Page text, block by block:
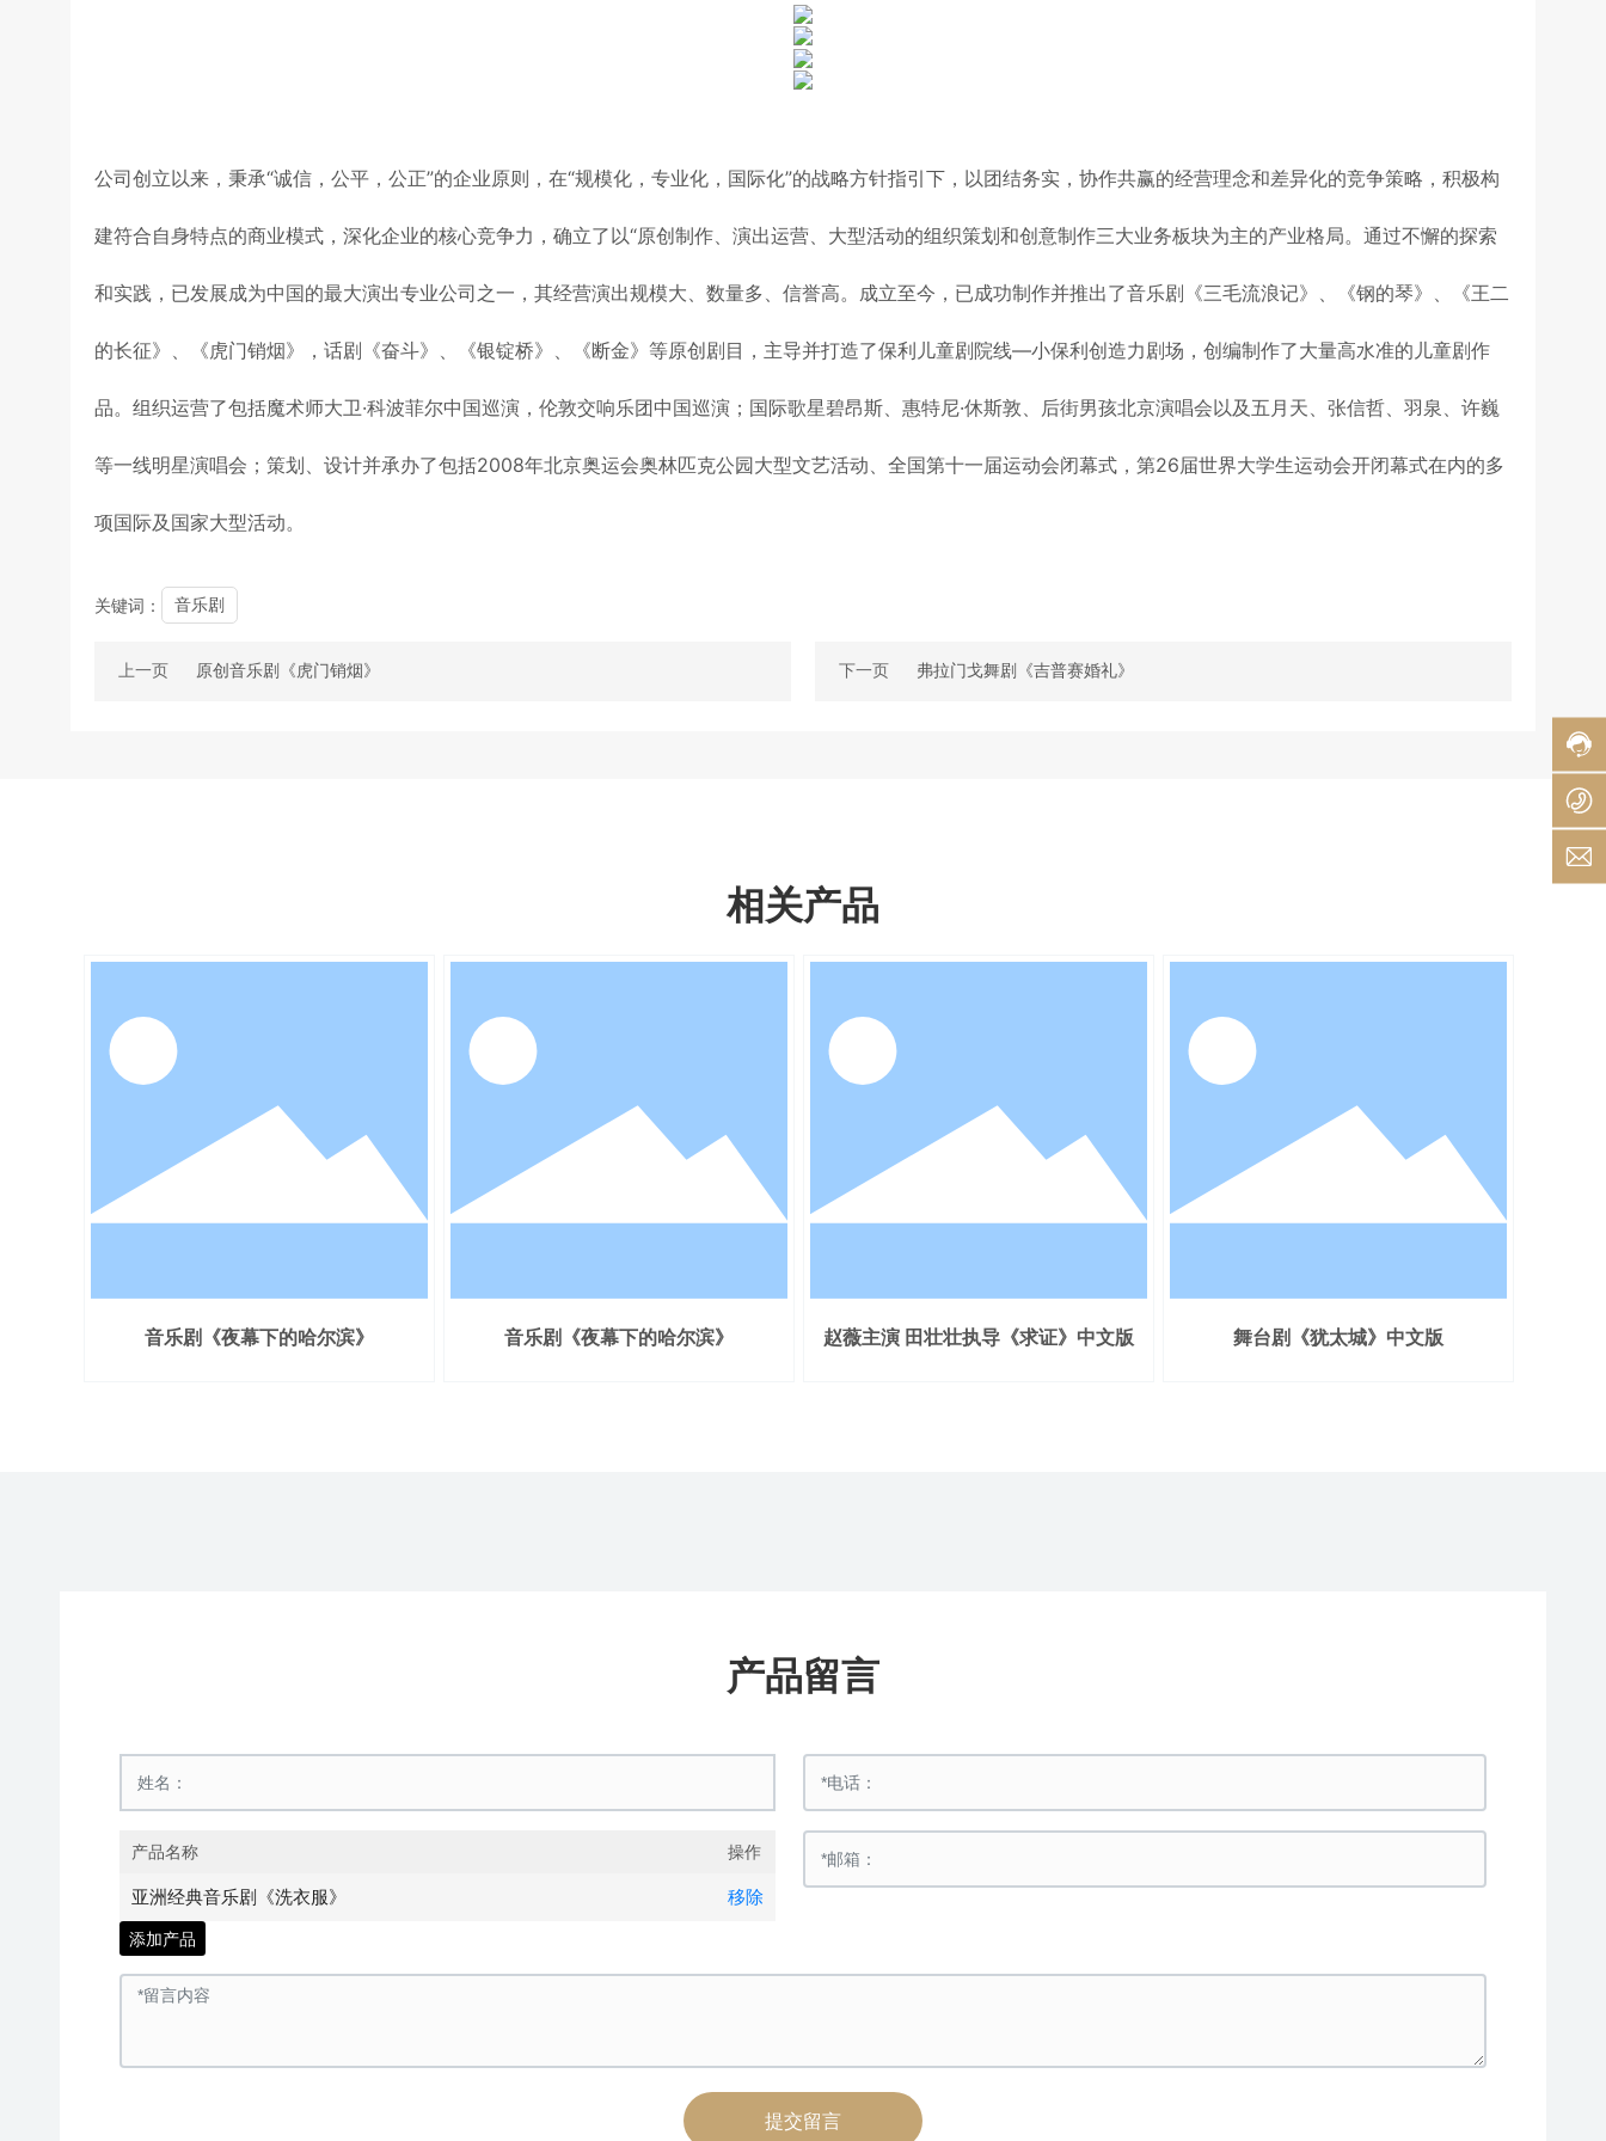
公司创立以来，秉承“诚信，公平，公正”的企业原则，在“规模化，专业化，国际化”的战略方针指引下，以团结务实，协作共赢的经营理念和差异化的竞争策略，积极构
建符合自身特点的商业模式，深化企业的核心竞争力，确立了以“原创制作、演出运营、大型活动的组织策划和创意制作三大业务板块为主的产业格局。通过不懈的探索
和实践，已发展成为中国的最大演出专业公司之一，其经营演出规模大、数量多、信誉高。成立至今，已成功制作并推出了音乐剧《三毛流浪记》、《钢的琴》、《王二
的长征》、《虎门销烟》，话剧《奋斗》、《银锭桥》、《断金》等原创剧目，主导并打造了保利儿童剧院线—小保利创造力剧场，创编制作了大量高水准的儿童剧作
品。组织运营了包括魔术师大卫·科波菲尔中国巡演，伦敦交响乐团中国巡演；国际歌星碧昂斯、惠特尼·休斯敦、后街男孩北京演唱会以及五月天、张信哲、羽泉、许巍
等一线明星演唱会；策划、设计并承办了包括2008年北京奥运会奥林匹克公园大型文艺活动、全国第十一届运动会闭幕式，第26届世界大学生运动会开闭幕式在内的多
项国际及国家大型活动。
关键词： 音乐剧
上一页 原创音乐剧《虎门销烟》 下一页 弗拉门戈舞剧《吉普赛婚礼》
相关产品
音乐剧《夜幕下的哈尔滨》 音乐剧《夜幕下的哈尔滨》 赵薇主演 田壮壮执导《求证》中文版 舞台剧《犹太城》中文版
产品留言
产品名称 操作
亚洲经典音乐剧《洗衣服》 移除
添加产品
提交留言
服
务
时
间:
-